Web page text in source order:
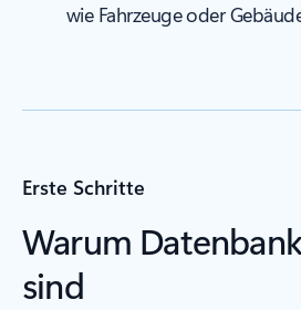
wie Fahrzeuge oder
Erste Schritte
Warum
sind